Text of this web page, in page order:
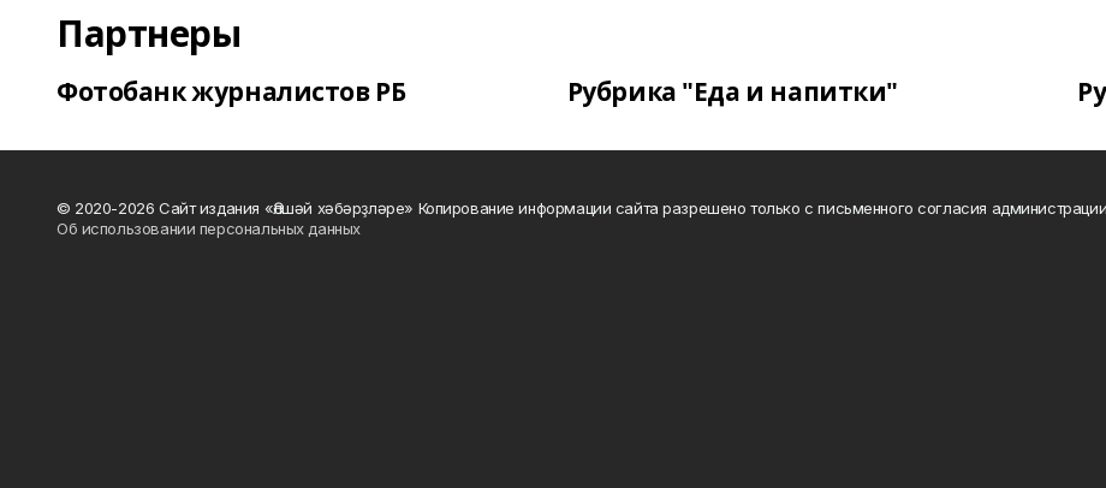
Партнеры
Фотобанк журналистов РБ Рубрика "Еда и напитки"
© 2020-2026 Сайт издания «Әлшәй хәбәрҙләре» Копирование информации сайта разрешено только с письменного согласия
Об использовании персональных данных